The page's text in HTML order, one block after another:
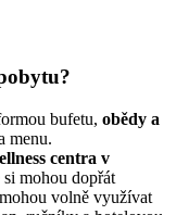
bufetu, obědy a
menu.
centra v
si mohou dopřát
volně využívat